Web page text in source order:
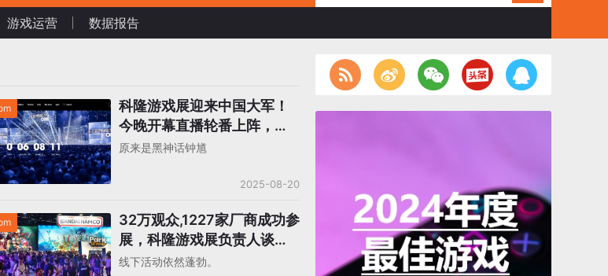
游戏运营 数据报告
科隆游戏展迎来中国大军！
今晚开幕直播轮番上阵，米
哈游鹰角叠纸喜获提名
原来是黑神话钟馗
2025-08-20
32万观众,1227家厂商成功参
展，科隆游戏展负责人谈展
会生存之道
线下活动依然蓬勃。